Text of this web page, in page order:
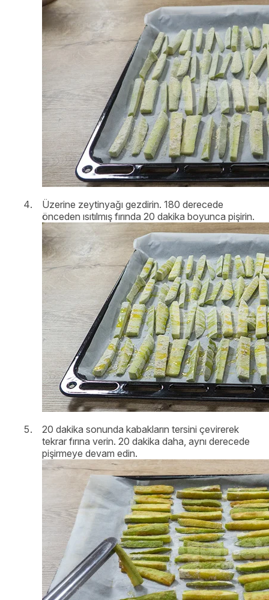
Üzerine zeytinyağı gezdirin. 180 derecede
önceden ısıtılmış fırında 20 dakika boyunca pişirin.
20 dakika sonunda kabakların tersini çevirerek
tekrar fırına verin. 20 dakika daha, aynı derecede
pişirmeye devam edin.